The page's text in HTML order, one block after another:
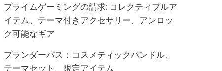
プライムゲーミングの請求: コレクティブルア
イテム、テーマ付きアクセサリー、アンロッ
ク可能なギア
プランダーパス：コスメティックバンドル、
テーマセット、限定アイテム